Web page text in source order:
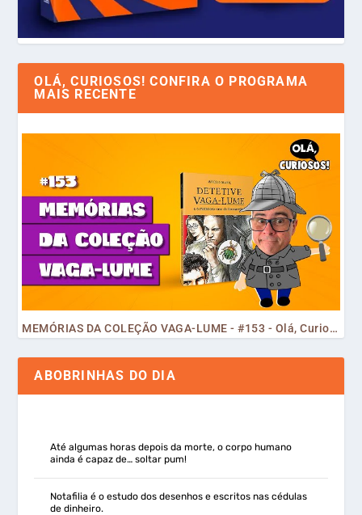
OLÁ, CURIOSOS! CONFIRA O PROGRAMA
MAIS RECENTE
MEMÓRIAS DA COLEÇÃO VAGA-LUME - #153 - Olá, Curiosos! 2023
ABOBRINHAS DO DIA
Até algumas horas depois da morte, o corpo humano
ainda é capaz de… soltar pum!
Notafilia é o estudo dos desenhos e escritos nas cédulas
de dinheiro.